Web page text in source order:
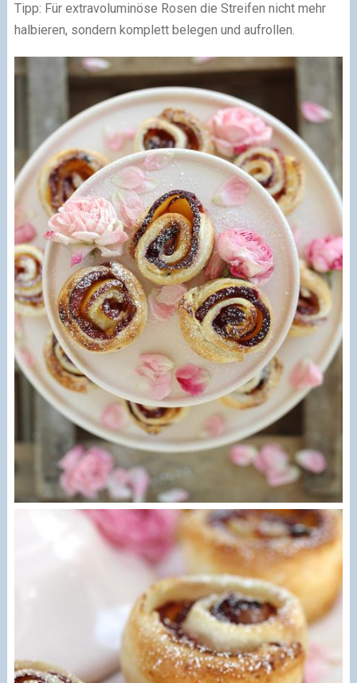
Tipp: Für extravoluminöse Rosen die Streifen nicht mehr
halbieren, sondern komplett belegen und aufrollen.